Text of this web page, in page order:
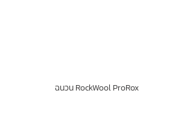
ฉนวน RockWool ProRox